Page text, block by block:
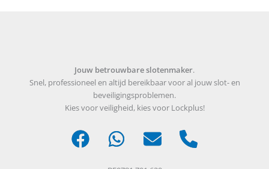
Jouw betrouwbare slotenmaker.
Snel, professioneel en altijd bereikbaar voor al jouw slot- en
beveiligingsproblemen.
Kies voor veiligheid, kies voor Lockplus!